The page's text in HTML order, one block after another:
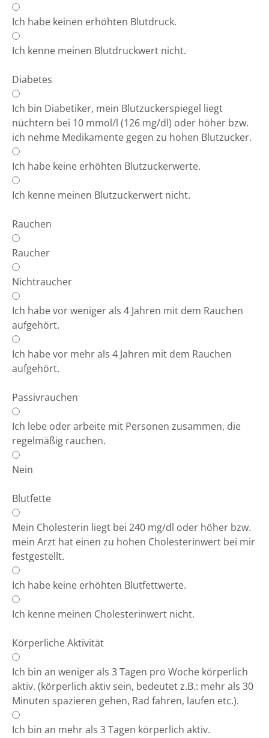
Ich habe keinen erhöhten Blutdruck.
Ich kenne meinen Blutdruckwert nicht.
Diabetes
Ich bin Diabetiker, mein Blutzuckerspiegel liegt
nüchtern bei 10 mmol/l (126 mg/dl) oder höher bzw.
ich nehme Medikamente gegen zu hohen Blutzucker.
Ich habe keine erhöhten Blutzuckerwerte.
Ich kenne meinen Blutzuckerwert nicht.
Rauchen
Raucher
Nichtraucher
Ich habe vor weniger als 4 Jahren mit dem Rauchen
aufgehört.
Ich habe vor mehr als 4 Jahren mit dem Rauchen
aufgehört.
Passivrauchen
Ich lebe oder arbeite mit Personen zusammen, die
regelmäßig rauchen.
Nein
Blutfette
Mein Cholesterin liegt bei 240 mg/dl oder höher bzw.
mein Arzt hat einen zu hohen Cholesterinwert bei mir
festgestellt.
Ich habe keine erhöhten Blutfettwerte.
Ich kenne meinen Cholesterinwert nicht.
Körperliche Aktivität
Ich bin an weniger als 3 Tagen pro Woche körperlich
aktiv. (körperlich aktiv sein, bedeutet z.B.: mehr als 30
Minuten spazieren gehen, Rad fahren, laufen etc.).
Ich bin an mehr als 3 Tagen körperlich aktiv.